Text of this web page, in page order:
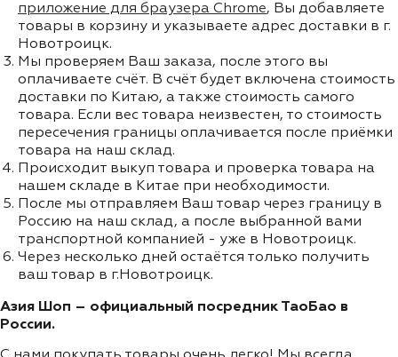
приложение для браузера Chrome, Вы добавляете
товары в корзину и указываете адрес доставки в г.
Новотроицк.
Мы проверяем Ваш заказа, после этого вы
оплачиваете счёт. В счёт будет включена стоимость
доставки по Китаю, а также стоимость самого
товара. Если вес товара неизвестен, то стоимость
пересечения границы оплачивается после приёмки
товара на наш склад.
Происходит выкуп товара и проверка товара на
нашем складе в Китае при необходимости.
После мы отправляем Ваш товар через границу в
Россию на наш склад, а после выбранной вами
транспортной компанией - уже в Новотроицк.
Через несколько дней остаётся только получить
ваш товар в г.Новотроицк.
Азия Шоп – официальный посредник ТаоБао в
России.